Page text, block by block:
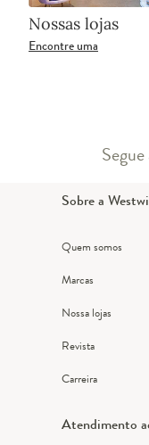
Nossas lojas
Encontre uma
Sobre a
Quem somos
Marcas
Nossa lojas
Revista
Carreira
Atendimento